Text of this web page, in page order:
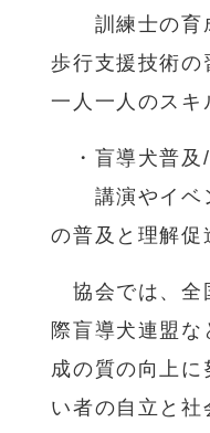
訓練士の育
歩行支援技術の
一人一人のスキ
・盲導犬普及/
講演やイベ
の普及と理解促
協会では、全
際盲導犬連盟
成の質の向上
い者の自立と社